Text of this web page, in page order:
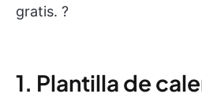
gratis. ?
1. Plantilla de